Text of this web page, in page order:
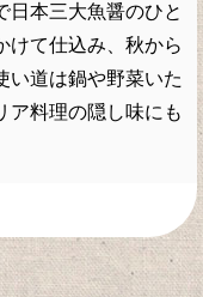
日本三大魚醤のひと
けて仕込み、秋から
い道は鍋や野菜いた
ア料理の隠し味にも